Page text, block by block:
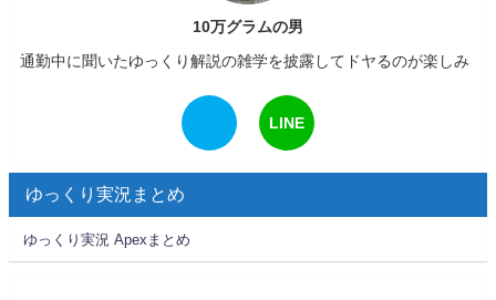
10万グラムの男
通勤中に聞いたゆっくり解説の雑学を披露してドヤるのが楽しみ
LINE
ゆっくり実況まとめ
ゆっくり実況 Apexまとめ